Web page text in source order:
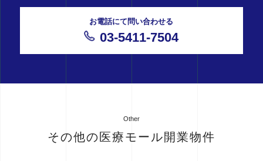
お電話にて問い合わせる
03-5411-7504
Other
その他の医療モール開業物件